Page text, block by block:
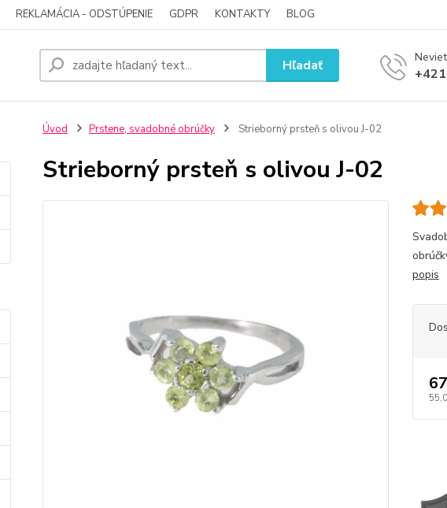
REKLAMÁCIA - ODSTÚPENIE GDPR KONTAKTY BLOG
Hľadať
Úvod Prstene, svadobné obrúčky Strieborný prsteň s olivou J-02
Strieborný prsteň s olivou J-02
popis